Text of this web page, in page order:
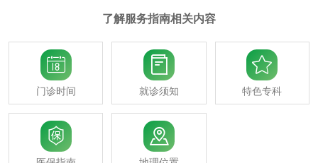
了解服务指南相关内容

门诊时间

就诊须知

特色专科
 